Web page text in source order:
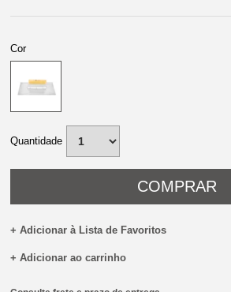
Cor
Quantidade
COMPRAR
+ Adicionar à Lista de Favoritos
+ Adicionar ao carrinho